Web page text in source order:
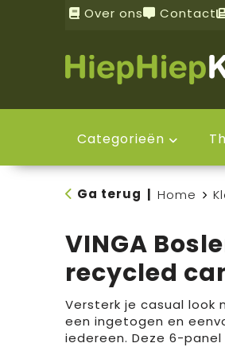
Over ons Contact
Categorieën
Ga terug Home
VINGA
recycled
Versterk je casual
een ingetogen en
iedereen. Deze 6-